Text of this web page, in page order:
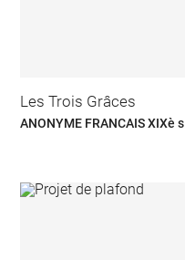
Les Trois Grâces
ANONYME FRANCAIS XIXè s